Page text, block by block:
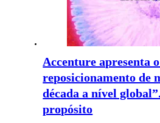
Accenture apresenta
reposicionamento de
década a nível
propósito